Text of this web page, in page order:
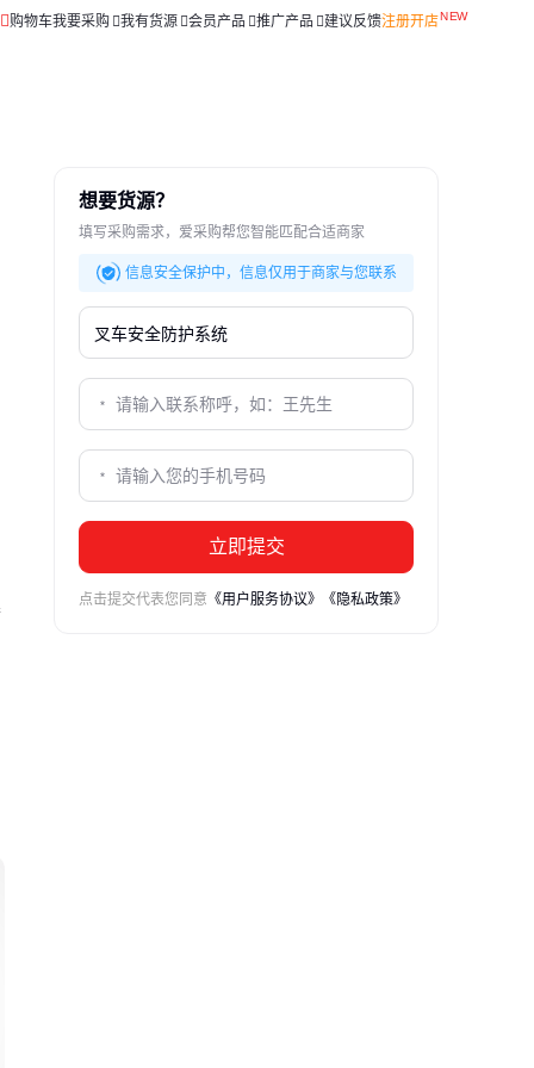
购物车我要采购 我有货源 会员产品 推广产品 建议反馈注册开店
想要货源？
填写采购需求，爱采购帮您智能匹配合适商家
信息安全保护中，信息仅用于商家与您联系
立即提交
点击提交代表您同意 《用户服务协议》 《隐私政策》